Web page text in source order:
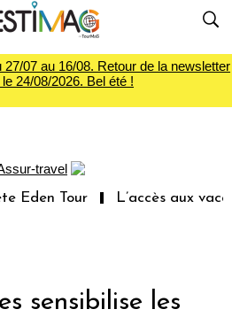
07 au 16/08. Retour de la newsletter
24/08/2026. Bel été !
Tour L’accès aux
sensibilise les